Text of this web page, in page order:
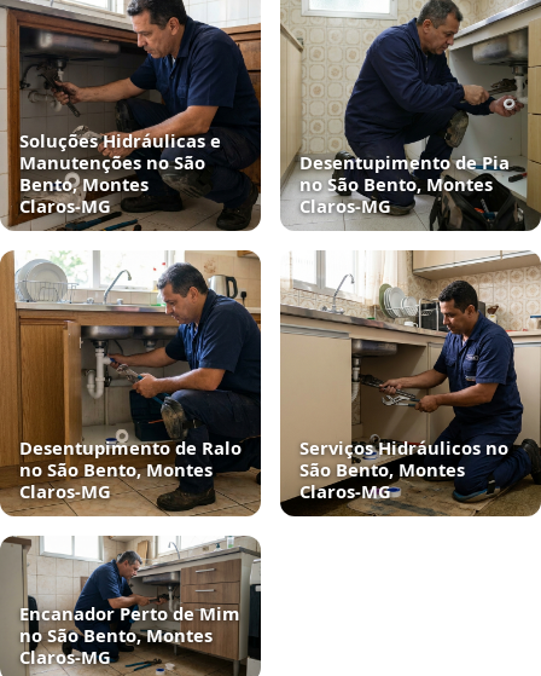
Soluções Hidráulicas e
Manutenções no São
Bento, Montes
Claros‑MG
Desentupimento de Pia
no São Bento, Montes
Claros‑MG
Desentupimento de Ralo
no São Bento, Montes
Claros‑MG
Serviços Hidráulicos no
São Bento, Montes
Claros‑MG
Encanador Perto de Mim
no São Bento, Montes
Claros‑MG